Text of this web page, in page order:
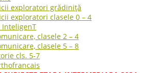
exploratori grădiniță
exploratori clasele 0 – 4
InteligenT
clasele 2 – 4
clasele 5 – 8
cls. 5-7